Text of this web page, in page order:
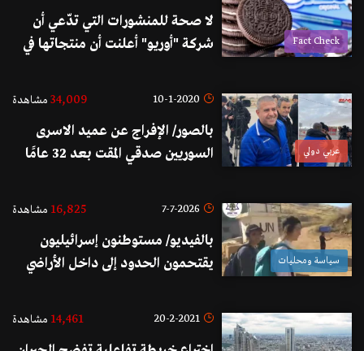
Fact Check
لا صحة للمنشورات التي تدّعي أن
شركة "أوريو" أعلنت أن منتجاتها في
عربي دولي
10-1-2020
34,009 مشاهدة
بالصور/ الإفراج عن عميد الاسرى
السوريين صدقي المقت بعد 32 عامًا
سياسة ومحليات
7-7-2026
16,825 مشاهدة
بالفيديو/ مستوطنون إسرائيليون
يقتحمون الحدود إلى داخل الأراضي
مستوطنات إسرائيلية
20-2-2021
14,461 مشاهدة